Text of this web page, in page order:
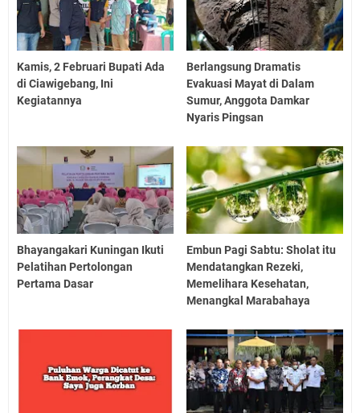
Kamis, 2 Februari Bupati Ada
di Ciawigebang, Ini
Kegiatannya
Berlangsung Dramatis
Evakuasi Mayat di Dalam
Sumur, Anggota Damkar
Nyaris Pingsan
Bhayangakari Kuningan Ikuti
Pelatihan Pertolongan
Pertama Dasar
Embun Pagi Sabtu: Sholat itu
Mendatangkan Rezeki,
Memelihara Kesehatan,
Menangkal Marabahaya